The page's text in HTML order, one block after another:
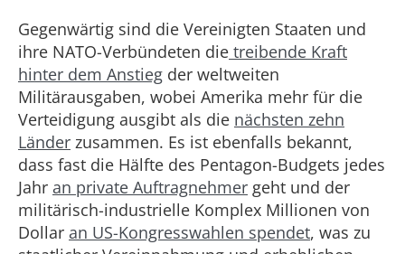
Gegenwärtig sind die Vereinigten Staaten und
ihre NATO-Verbündeten die treibende Kraft
hinter dem Anstieg der weltweiten
Militärausgaben, wobei Amerika mehr für die
Verteidigung ausgibt als die nächsten zehn
Länder zusammen. Es ist ebenfalls bekannt,
dass fast die Hälfte des Pentagon-Budgets jedes
Jahr an private Auftragnehmer geht und der
militärisch-industrielle Komplex Millionen von
Dollar an US-Kongresswahlen spendet, was zu